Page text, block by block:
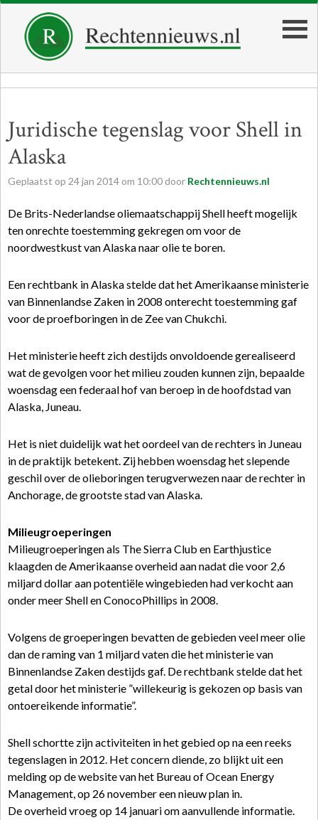
Juridische tegenslag voor Shell in
Alaska
Geplaatst op 24jan 2014 om 10:00 door Rechtennieuws.nl
De Brits-Nederlandse oliemaatschappij Shell heeft mogelijk
ten onrechte toestemming gekregen om voor de
noordwestkust van Alaska naar olie te boren.
Een rechtbank in Alaska stelde dat het Amerikaanse ministerie
van Binnenlandse Zaken in 2008 onterecht toestemming gaf
voor de proefboringen in de Zee van Chukchi.
Het ministerie heeft zich destijds onvoldoende gerealiseerd
wat de gevolgen voor het milieu zouden kunnen zijn, bepaalde
woensdag een federaal hof van beroep in de hoofdstad van
Alaska, Juneau.
Het is niet duidelijk wat het oordeel van de rechters in Juneau
in de praktijk betekent. Zij hebben woensdag het slepende
geschil over de olieboringen terugverwezen naar de rechter in
Anchorage, de grootste stad van Alaska.
Milieugroeperingen
Milieugroeperingen als The Sierra Club en Earthjustice
klaagden de Amerikaanse overheid aan nadat die voor 2,6
miljard dollar aan potentiële wingebieden had verkocht aan
onder meer Shell en ConocoPhillips in 2008.
Volgens de groeperingen bevatten de gebieden veel meer olie
dan de raming van 1 miljard vaten die het ministerie van
Binnenlandse Zaken destijds gaf. De rechtbank stelde dat het
getal door het ministerie ”willekeurig is gekozen op basis van
ontoereikende informatie”.
Shell schortte zijn activiteiten in het gebied op na een reeks
tegenslagen in 2012. Het concern diende, zo blijkt uit een
melding op de website van het Bureau of Ocean Energy
Management, op 26 november een nieuw plan in.
De overheid vroeg op 14 januari om aanvullende informatie.